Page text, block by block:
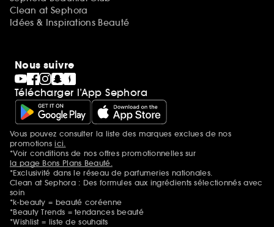
Clean at Sephora
Idées & Inspirations Beauté
Nous suivre
Télécharger l’App Sephora
Mentions additionnelles
Vous pouvez consulter la liste des marques exclues de nos
promotionsici.
*Voir conditions de nos offres promotionnelles sur
la page Bons Plans Beauté.
*Exclusivité dans le réseau de parfumeries nationales.
Clean at Sephora : Des formules aux ingrédients sélectionnés avec
soin
*k-beauty = beauté coréenne
*Beauty Trends = tendances beauté
*Wishlist = liste de souhaits